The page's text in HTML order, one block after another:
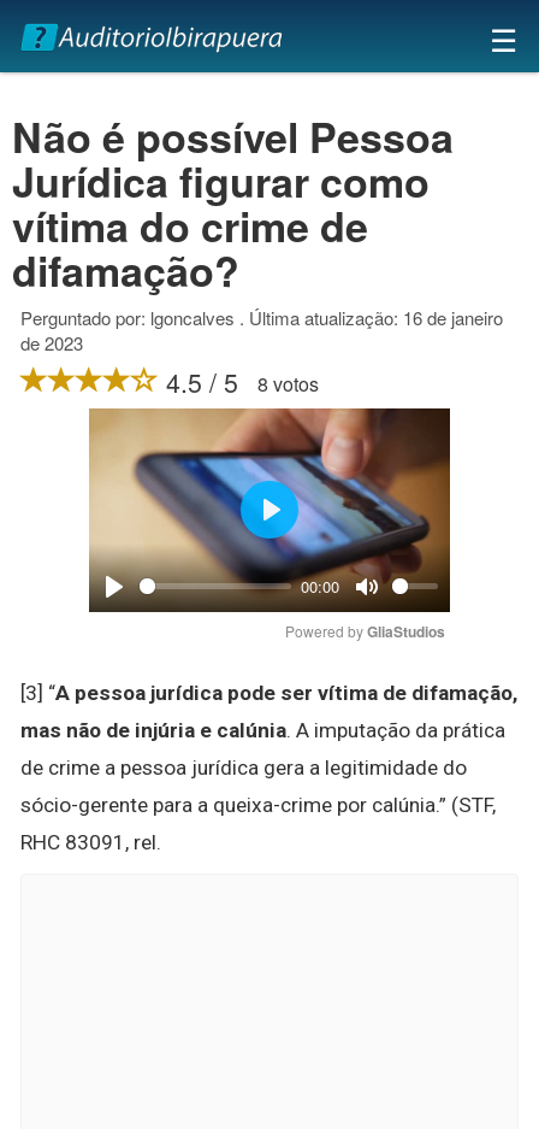
×
☰
Não é possível Pessoa
Jurídica figurar como
vítima do crime de
difamação?
Perguntado por: lgoncalves . Última atualização: 16 de janeiro
de 2023
4.5 / 5 8 votos
Play
00:00
Mute
Play
Powered by GliaStudios
[3] “A pessoa jurídica pode ser vítima de difamação,
mas não de injúria e calúnia. A imputação da prática
de crime a pessoa jurídica gera a legitimidade do
sócio-gerente para a queixa-crime por calúnia.” (STF,
RHC 83091, rel.